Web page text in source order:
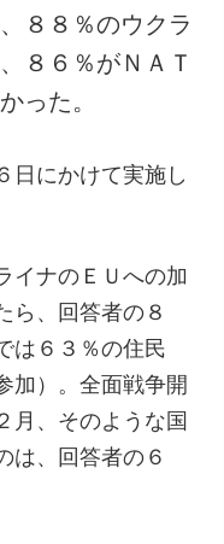
サービス
購読
８８％のウクラ
８６％がＮＡＴ
った。
日にかけて実施し
イナのＥＵへの加
ら、回答者の８
は６３％の住民
加）。全面戦争開
月、そのような国
は、回答者の６